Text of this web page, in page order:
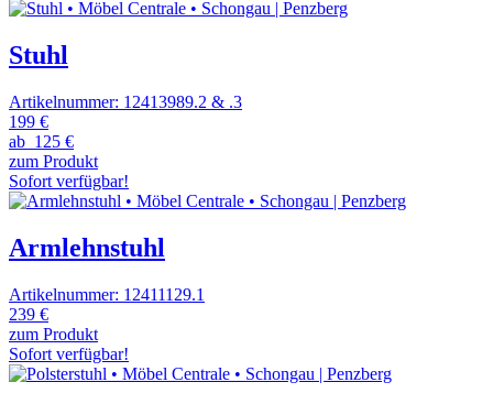
Stuhl
Artikelnummer: 12413989.2 & .3
199 €
ab 125 €
zum Produkt
Sofort verfügbar!
Armlehnstuhl
Artikelnummer: 12411129.1
239 €
zum Produkt
Sofort verfügbar!